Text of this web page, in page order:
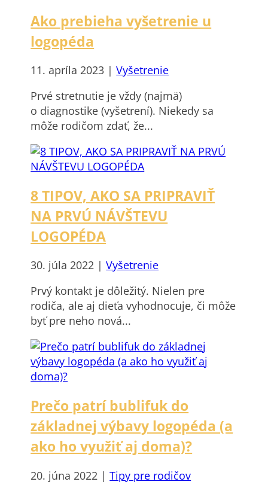
Ako prebieha vyšetrenie u
logopéda
11. apríla 2023 |Vyšetrenie
Prvé stretnutie je vždy (najmä)
o diagnostike (vyšetrení). Niekedy sa
môže rodičom zdať, že...
8 TIPOV, AKO SA PRIPRAVIŤ
NA PRVÚ NÁVŠTEVU
LOGOPÉDA
30. júla 2022 |Vyšetrenie
Prvý kontakt je dôležitý. Nielen pre
rodiča, ale aj dieťa vyhodnocuje, či môže
byť pre neho nová...
Prečo patrí bublifuk do
základnej výbavy logopéda (a
ako ho využiť aj doma)?
20. júna 2022 |Tipy pre rodičov